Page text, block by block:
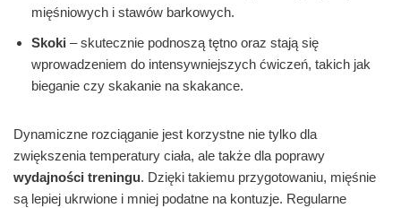
mięśniowych i stawów barkowych.
Skoki – skutecznie podnoszą tętno oraz stają się
wprowadzeniem do intensywniejszych ćwiczeń, takich jak
bieganie czy skakanie na skakance.
Dynamiczne rozciąganie jest korzystne nie tylko dla
zwiększenia temperatury ciała, ale także dla poprawy
wydajności treningu. Dzięki takiemu przygotowaniu, mięśnie
są lepiej ukrwione i mniej podatne na kontuzje. Regularne